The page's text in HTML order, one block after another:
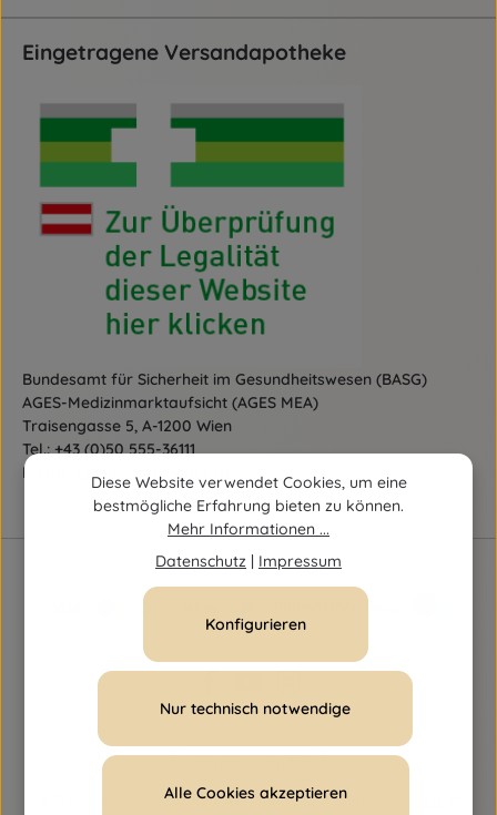
Eingetragene Versandapotheke
Bundesamt für Sicherheit im Gesundheitswesen (BASG)
AGES-Medizinmarktaufsicht (AGES MEA)
Traisengasse 5, A-1200 Wien
Tel.:+43 (0)50 555-36111
E-Mail:
fernabsatz@ages.at
Alle Preise inkl. gesetzl. Mehrwertsteuer zzgl.Versandkosten
Diese Website verwendet Cookies, um eine
bestmögliche Erfahrung bieten zu können.
Mehr Informationen ...
Datenschutz | Impressum
Nur technisch notwendige
Konfigurieren
Alle Cookies akzeptieren